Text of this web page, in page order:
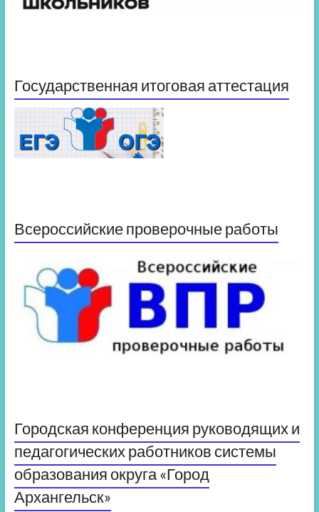
Государственная итоговая аттестация
Всероссийские проверочные работы
Городская конференция руководящих и
педагогических работников системы
образования округа «Город
Архангельск»